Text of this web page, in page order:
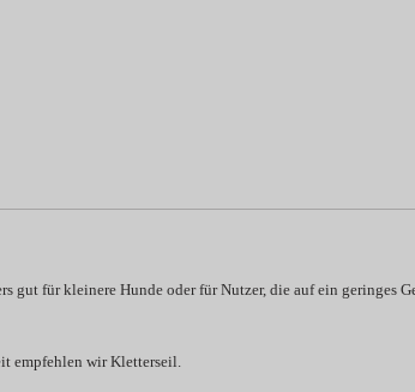
gut für kleinere Hunde oder für Nutzer, die auf ein
empfehlen wir Kletterseil.